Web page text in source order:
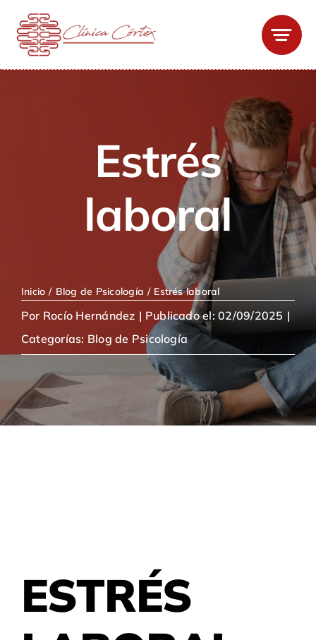
contenido
Estrés
laboral
Inicio Blog de Psicología Estrés laboral
Por Rocío Hernández | Publicado el: 02/09/2025 |
Categorías: Blog de Psicología
ESTRÉS